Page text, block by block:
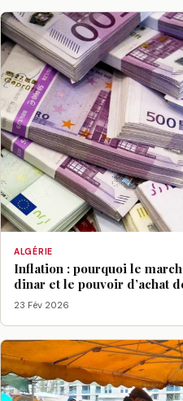
ALGÉRIE
Inflation : pourquoi le
dinar et le pouvoir d’achat
23 Fév 2026